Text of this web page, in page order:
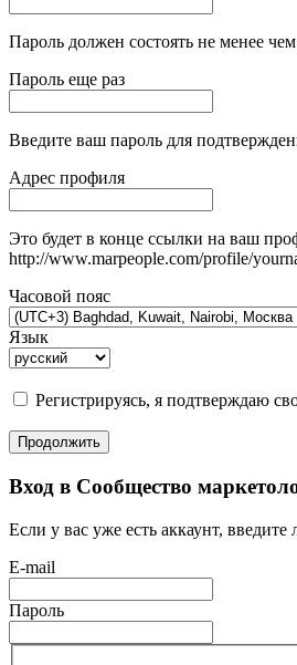
Пароль должен состоять не менее
Пароль еще раз
Введите ваш пароль для
Адрес профиля
Это будет в конце ссылки на ваш
http://www.marpeople.com/profile/
Часовой пояс
Язык
Регистрируясь, я подтверждаю
Продолжить
Вход в Сообщество
Если у вас уже есть аккаунт,
E-mail
Пароль